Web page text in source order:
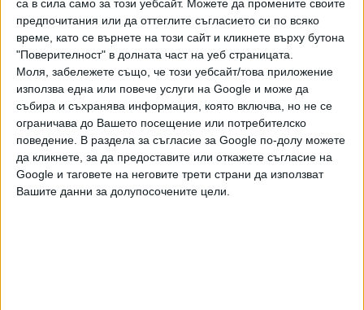
са в сила само за този уебсайт. Можете да промените своите
предпочитания или да оттеглите съгласието си по всяко
време, като се върнете на този сайт и кликнете върху бутона
"Поверителност" в долната част на уеб страницата.
Моля, забележете също, че този уебсайт/това приложение
използва една или повече услуги на Google и може да
събира и съхранява информация, която включва, но не се
ограничава до Вашето посещение или потребителско
поведение. В раздела за съгласие за Google по-долу можете
да кликнете, за да предоставите или откажете съгласие на
Google и таговете на неговите трети страни да използват
Вашите данни за долупосочените цели.
установени "всички собственици, всички нотариални
актове и нотариусите, осъществили нотариалното
производство, и сме ги предали на разследващите
органи". "Предстои извършването на проверки от
Инспектората на Министерството на правосъдието",
допълни той и отказа повече подробности.
Последвайте ни и в